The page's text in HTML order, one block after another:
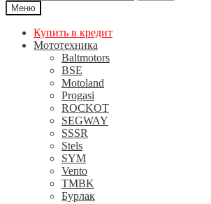
Меню
Купить в кредит
Мототехника
Baltmotors
BSE
Motoland
Progasi
ROCKOT
SEGWAY
SSSR
Stels
SYM
Vento
TMBK
Бурлак